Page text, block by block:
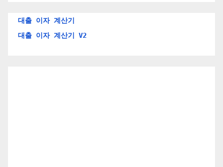
대출 이자 계산기
대출 이자 계산기 V2